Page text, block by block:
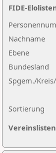
Nachname
Ebene
Sortierung
Bundesland
Spgem./
FIDE-